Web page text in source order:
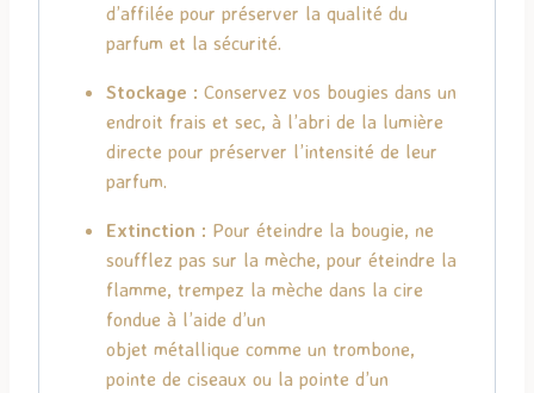
d’affilée pour préserver la qualité du
parfum et la sécurité.
Stockage : Conservez vos bougies dans un
endroit frais et sec, à l’abri de la lumière
directe pour préserver l’intensité de leur
parfum.
Extinction : Pour éteindre la bougie, ne
soufflez pas sur la mèche, pour éteindre la
flamme, trempez la mèche dans la cire
fondue à l’aide d’un
objet métallique comme un trombone,
pointe de ciseaux ou la pointe d’un